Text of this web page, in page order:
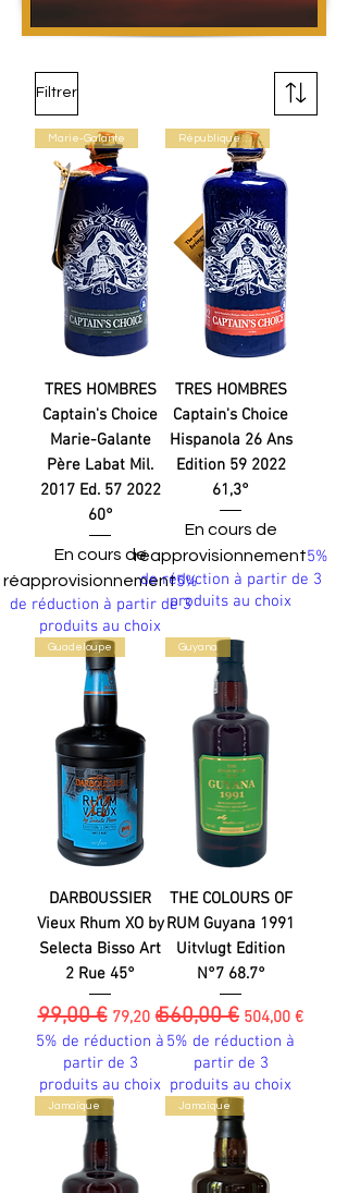
Filtrer
Marie-Galante
TRES HOMBRES
Captain's Choice
Marie-Galante
Père Labat Mil.
2017 Ed. 57 2022
60°
En cours de
réapprovisionnement5%
de réduction à partir de 3
produits au choix
République Dominicaine
TRES HOMBRES
Captain's Choice
Hispanola 26 Ans
Edition 59 2022
61,3°
En cours de
réapprovisionnement5%
de réduction à partir de 3
produits au choix
Guadeloupe
DARBOUSSIER
Vieux Rhum XO by
Selecta Bisso Art
2 Rue 45°
Prix original
99,00 € Prix promotionnel
79,20 €
5% de réduction à
partir de 3
produits au choix
Guyana
THE COLOURS OF
RUM Guyana 1991
Uitvlugt Edition
N°7 68.7°
Prix original
560,00 € Prix
504,00 €
5% de réduction à
partir de 3
produits au choix
Jamaïque Jamaïque